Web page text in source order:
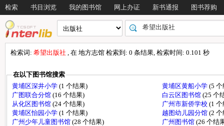
检索 书目浏览 我的图书馆 网上办证 新书通报 图书荐购
检索词: 希望出版社 , 在 地方志馆 检索到: 0 条结果, 检索时间: 0.101 秒
在以下图书馆搜索
黄埔区深井小学 (1 个结果) 黄埔区黄船小学 (5
广图联合分馆 (16 个结果) 白云区图书馆 (25 个
从化区图书馆 (24 个结果) 广州市新侨学校 (1
黄埔区怡园小学 (1 个结果) 越图幼儿园分馆 (2
广州少年儿童图书馆 (28 个结果) 广州图书馆 (26 个结